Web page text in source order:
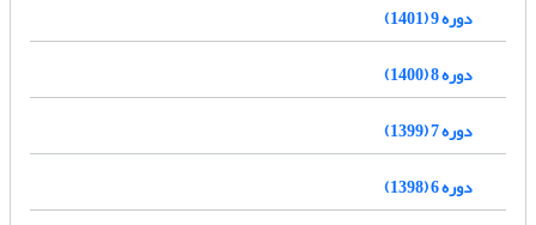
دوره 9 (1401)
دوره 8 (1400)
دوره 7 (1399)
دوره 6 (1398)